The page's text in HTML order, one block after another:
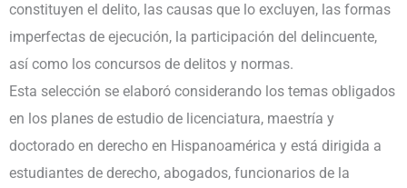
constituyen el delito, las causas que lo excluyen, las formas
imperfectas de ejecución, la participación del delincuente,
así como los concursos de delitos y normas.
Esta selección se elaboró considerando los temas obligados
en los planes de estudio de licenciatura, maestría y
doctorado en derecho en Hispanoamérica y está dirigida a
estudiantes de derecho, abogados, funcionarios de la